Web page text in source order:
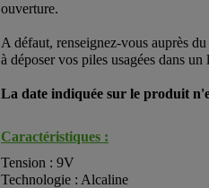
ouverture.
A défaut, renseignez-vous auprès
à déposer vos piles usagées dans
La date indiquée sur le produit
Caractéristiques :
Tension : 9V
Technologie : Alcaline